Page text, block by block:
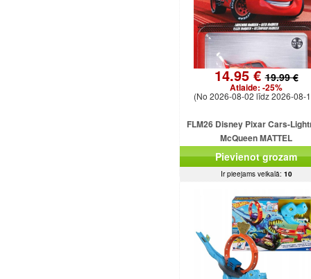
14.95 €19.99 €
Atlaide: -25%
(No 2026-08-02 līdz 2026-08-
FLM26 Disney Pixar Cars-
McQueen MATTEL
Pievienot grozam
Ir pieejams veikalā: 10